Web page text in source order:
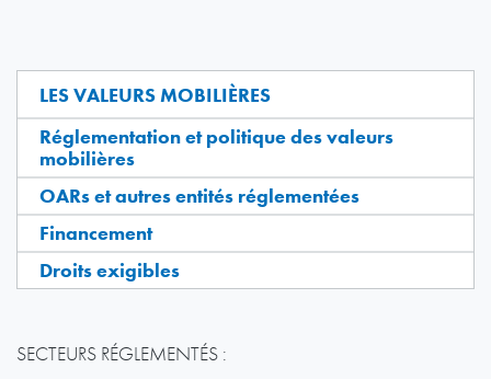
LES VALEURS MOBILIÈRES
Réglementation et politique des valeurs
mobilières
OARs et autres entités réglementées
Financement
Droits exigibles
SECTEURS RÉGLEMENTÉS :